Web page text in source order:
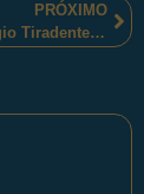
PRÓXIMO
Alunas do Colégio Tiradentes da Brigada Militar de Porto Alegre participarão de evento da Google